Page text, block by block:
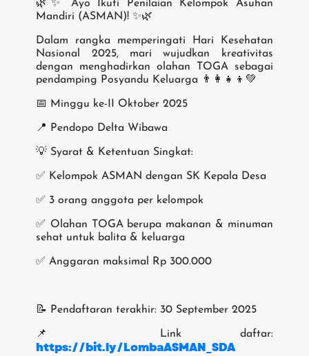
🌿✨ Ayo Ikuti Penilaian Kelompok Asuhan
Mandiri (ASMAN)! ✨🌿
Dalam rangka memperingati Hari Kesehatan
Nasional 2025, mari wujudkan kreativitas
dengan menghadirkan olahan TOGA sebagai
pendamping Posyandu Keluarga 👨‍👩‍👧‍👦💚
📅 Minggu ke-II Oktober 2025
📍 Pendopo Delta Wibawa
💡 Syarat & Ketentuan Singkat:
✅ Kelompok ASMAN dengan SK Kepala Desa
✅ 3 orang anggota per kelompok
✅ Olahan TOGA berupa makanan & minuman
sehat untuk balita & keluarga
✅ Anggaran maksimal Rp 300.000
📝 Pendaftaran terakhir: 30 September 2025
📌 Link daftar:
https://bit.ly/LombaASMAN_SDA